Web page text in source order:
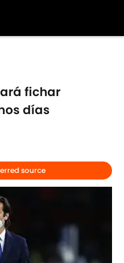
fichar
días
source